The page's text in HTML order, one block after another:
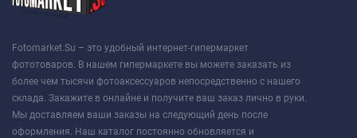
Fotomarket.Su – это удобный интернет-гипермаркет
фототоваров. В нашем гипермаркете вы можете заказать из
более чем тысячи фотоаксессуаров непосредственно с нашего
склада. Закажите в онлайне и получите ваш заказ лично в руки.
Мы доставляем ваши заказы на следующий день после
оформления. Наш каталог постоянно обновляется и